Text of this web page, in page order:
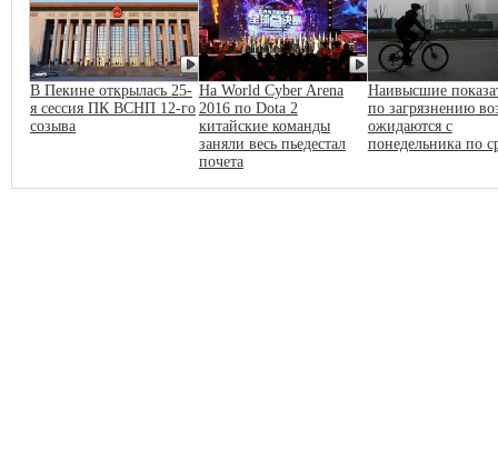
В Пекине открылась 25-
я сессия ПК ВСНП 12-го
созыва
На World Cyber Arena
2016 по Dota 2
китайские команды
заняли весь пьедестал
почета
Наивысшие
по загрязнению
ожидаются с
понедельника по